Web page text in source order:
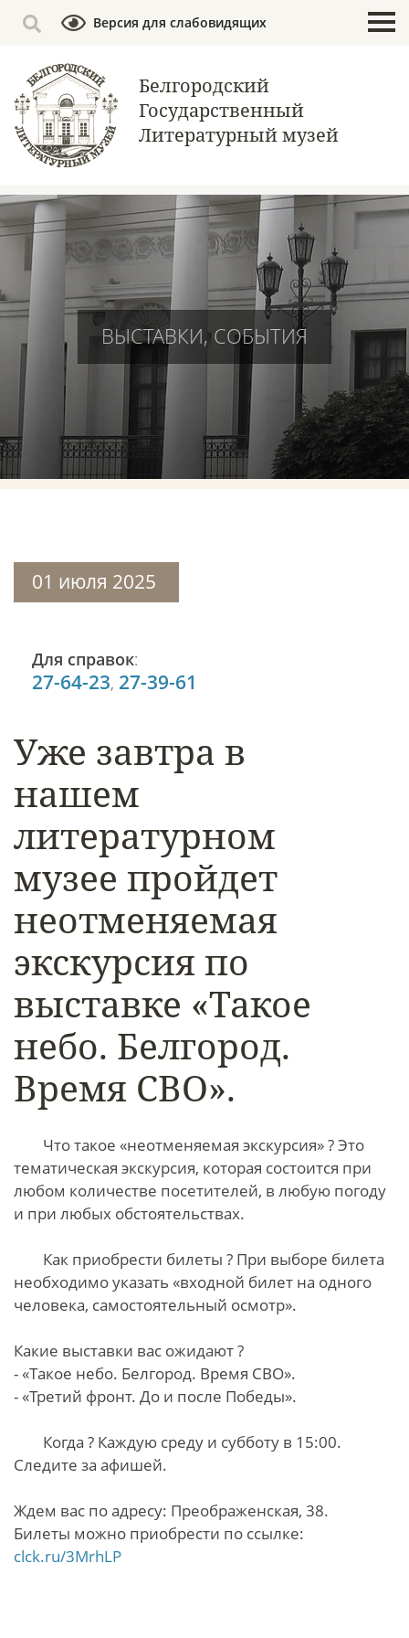
Версия для слабовидящих
Белгородский
Государственный
Литературный музей
ВЫСТАВКИ, СОБЫТИЯ
Уже завтра в
нашем
литературном
музее пройдет
неотменяемая
экскурсия по
выставке «Такое
небо. Белгород.
Время СВО».
Что такое «неотменяемая экскурсия» ? Это
тематическая экскурсия, которая состоится при
любом количестве посетителей, в любую погоду
и при любых обстоятельствах.
Как приобрести билеты ? При выборе билета
необходимо указать «входной билет на одного
человека, самостоятельный осмотр».
Какие выставки вас ожидают ?
- «Такое небо. Белгород. Время СВО».
- «Третий фронт. До и после Победы».
Когда ? Каждую среду и субботу в 15:00.
Следите за афишей.
Ждем вас по адресу: Преображенская, 38.
Билеты можно приобрести по ссылке:
clck.ru/3MrhLP
01 июля 2025
Для справок:
27-64-23, 27-39-61